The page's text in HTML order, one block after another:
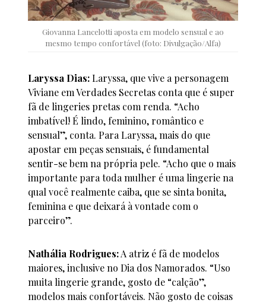
Giovanna Lancelotti aposta em modelo sensual e ao
mesmo tempo confortável (foto: Divulgação/Alfa)
Laryssa Dias:Laryssa, que vive a personagem
Viviane em Verdades Secretas conta que é super
fã de lingeries pretas com renda. “Acho
imbatível! É lindo, feminino, romântico e
sensual”, conta. Para Laryssa, mais do que
apostar em peças sensuais, é fundamental
sentir-se bem na própria pele. “Acho que o mais
importante para toda mulher é uma lingerie na
qual você realmente caiba, que se sinta bonita,
feminina e que deixará à vontade com o
parceiro”.
Nathália Rodrigues:A atriz é fã de modelos
maiores, inclusive no Dia dos Namorados. “Uso
muita lingerie grande, gosto de “calção”,
modelos mais confortáveis. Não gosto de coisas